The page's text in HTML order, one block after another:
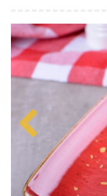
Previous